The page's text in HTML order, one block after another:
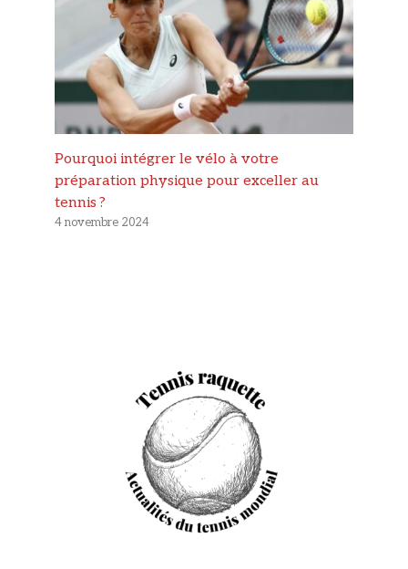
Pourquoi intégrer le vélo à votre
préparation physique pour exceller au
tennis ?
4 novembre 2024